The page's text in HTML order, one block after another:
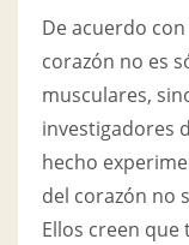
De acuerdo
corazón no es
musculares,
investigadores
hecho
del corazón no
Ellos creen que